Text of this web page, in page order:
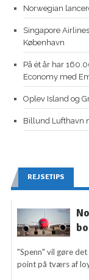
Norwegian
Singapore
København
På ét år har
Economy med
Oplev Island og
Billund Lufthavn
REJSETIPS
"Spenn" vil gøre
point på tværs af